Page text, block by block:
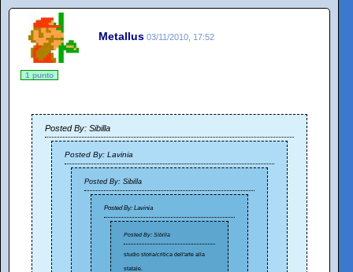
Metallus 03/11/2010, 17:52
1 punto
Posted By: Sibilla
Posted By: Lavinia
Posted By: Sibilla
Posted By: Lavinia
Posted By: Sibilla
studio storia/critica dell'arte alla
statale.